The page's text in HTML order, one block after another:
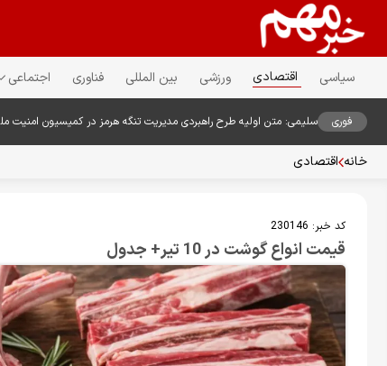
سیاسی اقتصادی ورزشی بین المللی فناوری اجتماعی
فوری سلیمی: متن اولیه طرح راهبردی مدیریت تنگه هرمز در کمیسیون امنیت
خانه اقتصادی
کد خبر: 230146
قیمت انواع گوشت در 10 تیر+ جدول